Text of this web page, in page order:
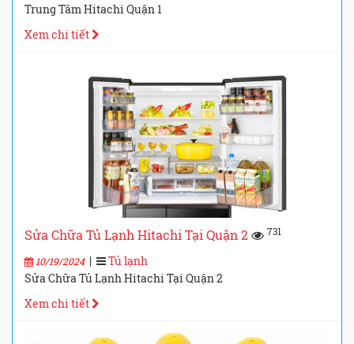
Trung Tâm Hitachi Quận 1
Xem chi tiết
Sửa Chữa Tủ Lạnh Hitachi Tại Quận 2 731
10/19/2024|
Tủ lạnh
Sửa Chữa Tủ Lạnh Hitachi Tại Quận 2
Xem chi tiết